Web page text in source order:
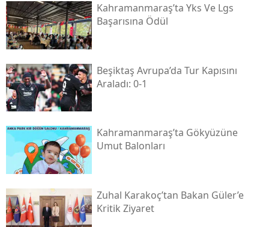
Kahramanmaraş’ta Yks Ve Lgs
Başarısına Ödül
Beşiktaş Avrupa’da Tur Kapısını
Araladı: 0-1
Kahramanmaraş’ta Gökyüzüne
Umut Balonları
Zuhal Karakoç’tan Bakan Güler’e
Kritik Ziyaret